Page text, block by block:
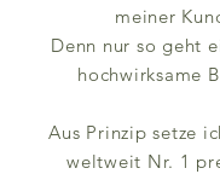
meiner
Denn nur so geht
hochwirksame
Aus Prinzip setze
weltweit Nr. 1